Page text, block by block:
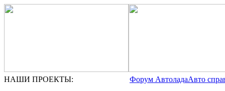
НАШИ ПРОЕКТЫ: Форум АвтоладаАвто